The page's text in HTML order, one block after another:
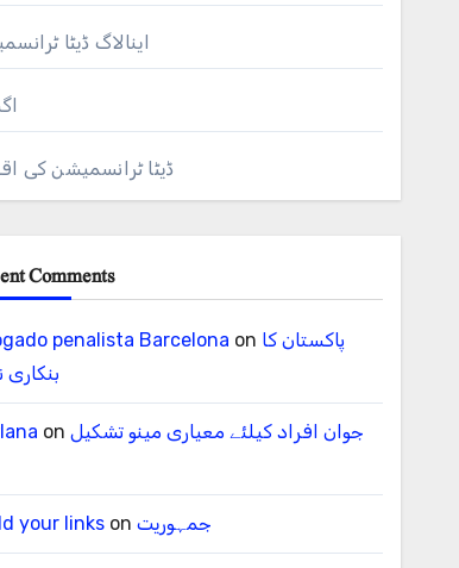
اینالاگ ڈیٹا
ڈیٹا ٹرانسمیشن کی
Comments
penalista Barcelona on پاکستان کا
بنکاری
on جوان افراد کیلئے معیاری مینو تشکیل
your linkson جمہوریت